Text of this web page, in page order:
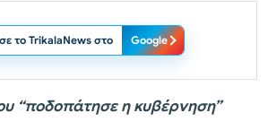
το TrikalaNews στο Google
“ποδοπάτησε η κυβέρνηση”